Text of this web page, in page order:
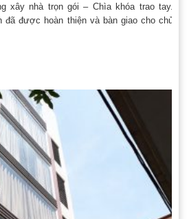
xây nhà trọn gói – Chìa khóa trao tay.
đã được hoàn thiện và bàn giao cho chủ